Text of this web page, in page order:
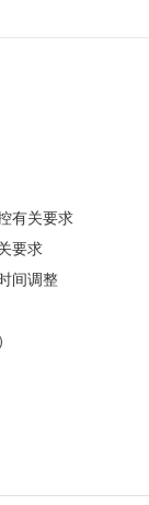
有关要求
要求
间调整